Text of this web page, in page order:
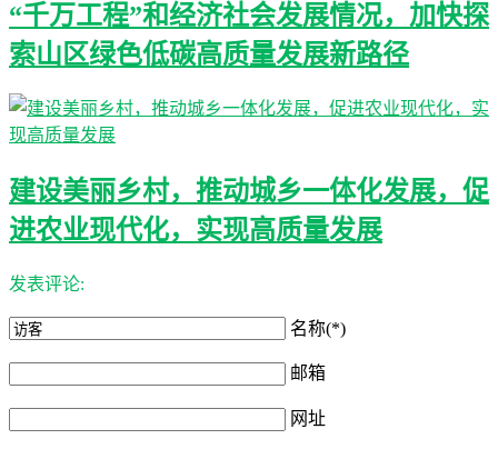
“千万工程”和经济社会发展情况，加快探
索山区绿色低碳高质量发展新路径
建设美丽乡村，推动城乡一体化发展，促
进农业现代化，实现高质量发展
发表评论:
名称(*)
邮箱
网址